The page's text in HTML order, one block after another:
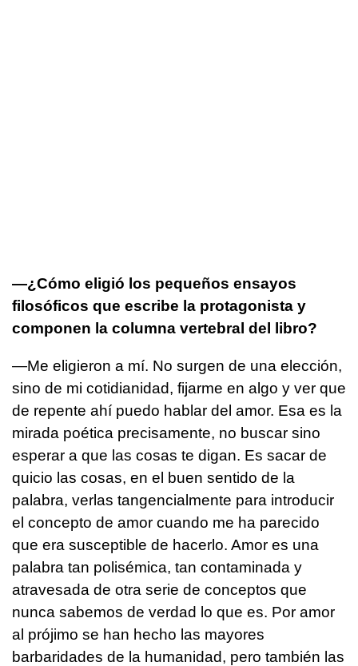
—¿Cómo eligió los pequeños ensayos
filosóficos que escribe la protagonista y
componen la columna vertebral del libro?
—Me eligieron a mí. No surgen de una elección,
sino de mi cotidianidad, fijarme en algo y ver que
de repente ahí puedo hablar del amor. Esa es la
mirada poética precisamente, no buscar sino
esperar a que las cosas te digan. Es sacar de
quicio las cosas, en el buen sentido de la
palabra, verlas tangencialmente para introducir
el concepto de amor cuando me ha parecido
que era susceptible de hacerlo. Amor es una
palabra tan polisémica, tan contaminada y
atravesada de otra serie de conceptos que
nunca sabemos de verdad lo que es. Por amor
al prójimo se han hecho las mayores
barbaridades de la humanidad, pero también las